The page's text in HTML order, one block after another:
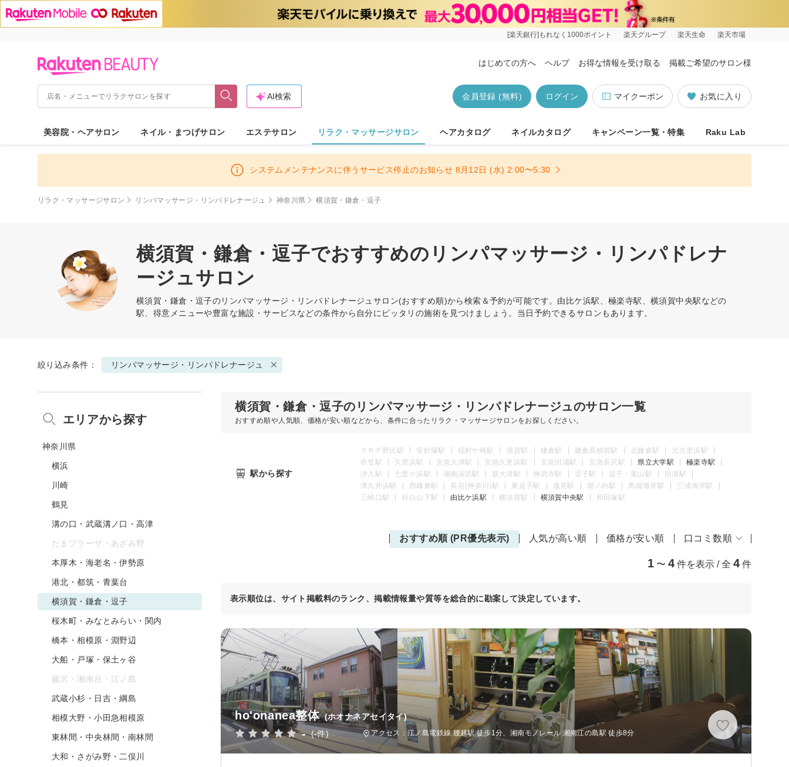
[楽天銀行]もれなく1000ポイント 楽天グループ 楽天生命 楽天市場
はじめての方へ ヘルプ お得な情報を受け取る 掲載ご希望のサロン様
お気に入り
マイクーポン
ログイン
会員登録 (無料)
AI検索
美容院・ヘアサロン ネイル・まつげサロン エステサロン リラク・マッサージサロン ヘアカタログ ネイルカタログ キャンペーン一覧・特集 Raku Lab
システムメンテナンスに伴うサービス停止のお知らせ 8月12日 (水) 2:00〜5:30
リラク・マッサージサロン リンパマッサージ・リンパドレナージュ 神奈川県 横須賀・鎌倉・逗子
横須賀・鎌倉・逗子でおすすめのリンパマッサージ・リンパドレナ
ージュサロン
横須賀・鎌倉・逗子のリンパマッサージ・リンパドレナージュ サロン(おすすめ順)から検索＆予約が可能です。由比ケ浜駅、極楽寺駅、横須賀中央駅などの
駅、得意メニューや豊富な施設・サービスなどの条件から自分にピッタリの施術を見つけましょう。当日予約できるサロンもあります。
絞り込み条件： リンパマッサージ・リンパドレナージュ
横須賀・鎌倉・逗子のリンパマッサージ・リンパドレナージュのサロン一覧
おすすめ順や人気順、価格が安い順などから、条件に合ったリラク・マッサージサロンをお探しください。
駅から探す
ＹＲＰ野比駅 安針塚駅 稲村ケ崎駅 浦賀駅 鎌倉駅 鎌倉高校前駅 北鎌倉駅
北久里浜駅
衣笠駅
久里浜駅 京急大津駅 京急久里浜駅 京急田浦駅 京急長沢駅 県立大学駅
極楽寺駅
汐入駅
七里ケ浜駅 湘南深沢駅 新大津駅 神武寺駅 逗子駅 逗子・葉山駅
田浦駅
津久井浜駅
西鎌倉駅 長谷(神奈川)駅 東逗子駅 逸見駅 堀ノ内駅 馬堀海岸駅
三浦海岸駅
三崎口駅
目白山下駅 由比ケ浜駅 横須賀駅 横須賀中央駅 和田塚駅
おすすめ順 (PR優先表示) 人気が高い順 価格が安い順 口コミ数順
1 〜 4 件を表示 / 全 4 件
表示順位は、サイト掲載料のランク、掲載情報量や質等を総合的に勘案して決定しています。
ho'onanea整体 (ホオナネアセイタイ)
- (-件) アクセス：江ノ島電鉄線 腰越駅 徒歩1分、湘南モノレール 湘南江の島駅 徒歩8分
エリアから探す
神奈川県
横浜
川崎
鶴見
溝の口・武蔵溝ノ口・高津
たまプラーザ・あざみ野
本厚木・海老名・伊勢原
港北・都筑・青葉台
横須賀・鎌倉・逗子
桜木町・みなとみらい・関内
橋本・相模原・淵野辺
大船・戸塚・保土ヶ谷
藤沢・湘南台・江ノ島
武蔵小杉・日吉・綱島
相模大野・小田急相模原
東林間・中央林間・南林間
大和・さがみ野・二俣川